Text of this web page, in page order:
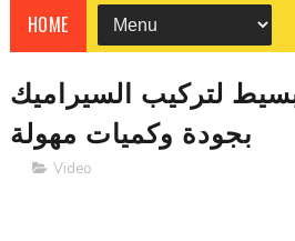
HOME
لتركيب السيراميك
بجودة وكميات مهولة
Video